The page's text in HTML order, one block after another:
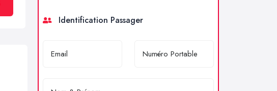
Identification Passager